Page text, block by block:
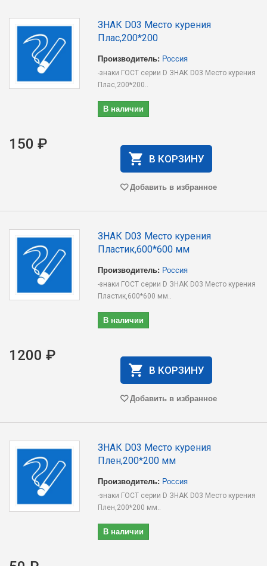
ЗНАК D03 Место курения
Плас,200*200
Производитель: Россия
-знаки ГОСТ серии D ЗНАК D03 Место курения
Плас,200*200..
В наличии
150 ₽
В КОРЗИНУ
Добавить в избранное
ЗНАК D03 Место курения
Пластик,600*600 мм
Производитель: Россия
-знаки ГОСТ серии D ЗНАК D03 Место курения
Пластик,600*600 мм..
В наличии
1200 ₽
В КОРЗИНУ
Добавить в избранное
ЗНАК D03 Место курения
Плен,200*200 мм
Производитель: Россия
-знаки ГОСТ серии D ЗНАК D03 Место курения
Плен,200*200 мм..
В наличии